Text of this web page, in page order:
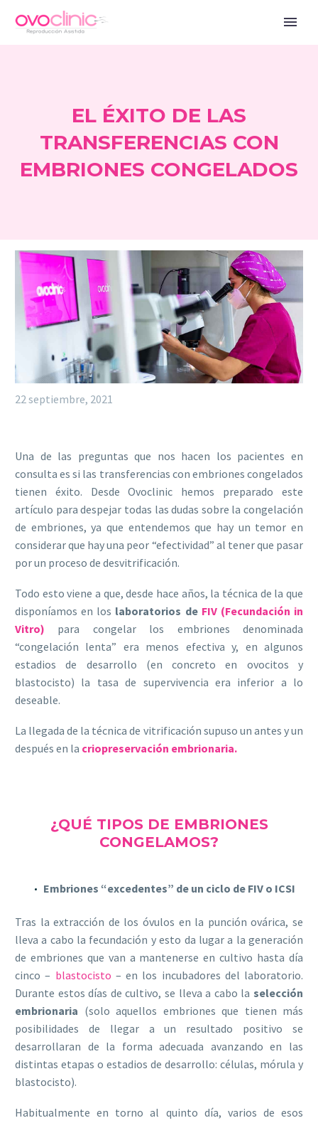
EL ÉXITO DE LAS
TRANSFERENCIAS CON
EMBRIONES CONGELADOS
22 septiembre, 2021
Una de las preguntas que nos hacen los pacientes en
consulta es si las transferencias con embriones congelados
tienen éxito. Desde Ovoclinic hemos preparado este
artículo para despejar todas las dudas sobre la congelación
de embriones, ya que entendemos que hay un temor en
considerar que hay una peor “efectividad” al tener que pasar
por un proceso de desvitrificación.
Todo esto viene a que, desde hace años, la técnica de la que
disponíamos en los laboratorios de FIV (Fecundación in
Vitro) para congelar los embriones denominada
“congelación lenta” era menos efectiva y, en algunos
estadios de desarrollo (en concreto en ovocitos y
blastocisto) la tasa de supervivencia era inferior a lo
deseable.
La llegada de la técnica de vitrificación supuso un antes y un
después en la criopreservación embrionaria.
¿QUÉ TIPOS DE EMBRIONES
CONGELAMOS?
Embriones “excedentes” de un ciclo de FIV o ICSI
Tras la extracción de los óvulos en la punción ovárica, se
lleva a cabo la fecundación y esto da lugar a la generación
de embriones que van a mantenerse en cultivo hasta día
cinco – blastocisto – en los incubadores del laboratorio.
Durante estos días de cultivo, se lleva a cabo la selección
embrionaria (solo aquellos embriones que tienen más
posibilidades de llegar a un resultado positivo se
desarrollaran de la forma adecuada avanzando en las
distintas etapas o estadios de desarrollo: células, mórula y
blastocisto).
Habitualmente en torno al quinto día, varios de esos